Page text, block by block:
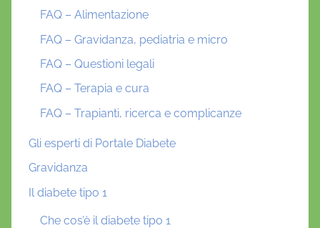
FAQ – Alimentazione
FAQ – Gravidanza, pediatria e micro
FAQ – Questioni legali
FAQ – Terapia e cura
FAQ – Trapianti, ricerca e complicanze
Gli esperti di Portale Diabete
Gravidanza
Il diabete tipo 1
Che cos’è il diabete tipo 1